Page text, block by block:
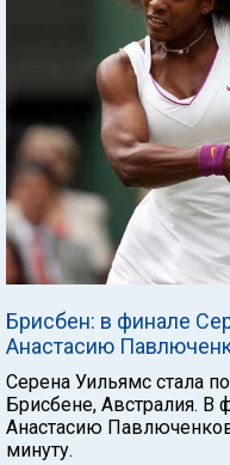
Брисбен: в финале
Анастасию
Серена Уильямс стала
Брисбене, Австралия. В
Анастасию
минуту.